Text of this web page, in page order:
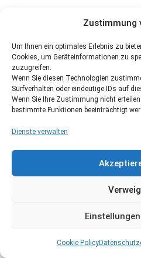
Zustimmung
Um Ihnen ein optimales Erlebnis zu
Cookies, um Geräteinformationen zu
zuzugreifen.
Wenn Sie diesen Technologien
Surfverhalten oder eindeutige IDs auf
Wenn Sie Ihre Zustimmung nicht
bestimmte Funktionen beeinträchtigt
Dienste verwalten
Cookie Policy